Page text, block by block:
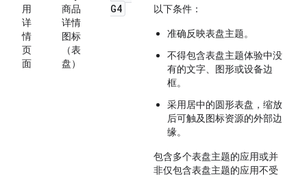
用
详
情
页
面
商品
详情
图标
（表
盘）
G4
以下条件：
准确反映表盘主题。
不得包含表盘主题体验中没
有的文字、图形或设备边
框。
采用居中的圆形表盘，缩放
后可触及图标资源的外部边
缘。
包含多个表盘主题的应用或并
非仅包含表盘主题的应用不受